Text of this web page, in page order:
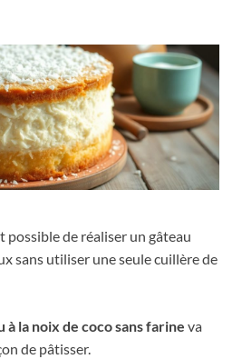
possible de réaliser un gâteau
sans utiliser une seule cuillère de
à la noix de coco sans farine va
de pâtisser.